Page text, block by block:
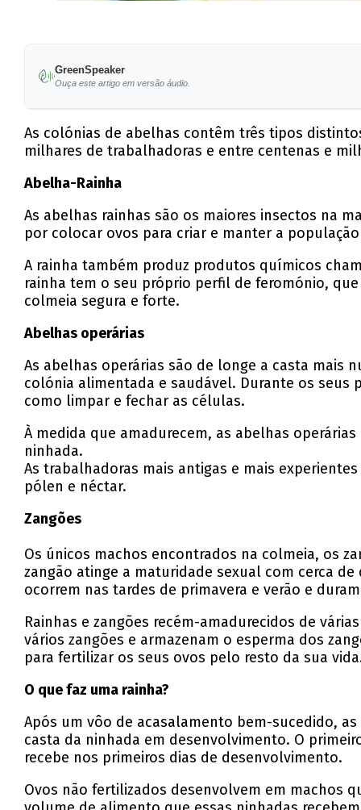
GreenSpeaker
Ouça este artigo em versão áudio.
As colónias de abelhas contêm três tipos
milhares de trabalhadoras e entre centenas e
Abelha-Rainha
As abelhas rainhas são os maiores insectos na
por colocar ovos para criar e manter a
A rainha também produz produtos químicos
rainha tem o seu próprio perfil de feromónio,
colmeia segura e forte.
Abelhas operárias
As abelhas operárias são de longe a casta mais
colónia alimentada e saudável. Durante os
como limpar e fechar as células.
À medida que amadurecem, as abelhas
ninhada.
As trabalhadoras mais antigas e mais
pólen e néctar.
Zangões
Os únicos machos encontrados na colmeia, os
zangão atinge a maturidade sexual com cerca
ocorrem nas tardes de primavera e verão e
Rainhas e zangões recém-amadurecidos de
vários zangões e armazenam o esperma dos
para fertilizar os seus ovos pelo resto da sua
O que faz uma rainha?
Após um vôo de acasalamento bem-sucedido,
casta da ninhada em desenvolvimento. O
recebe nos primeiros dias de desenvolvimento.
Ovos não fertilizados desenvolvem em machos